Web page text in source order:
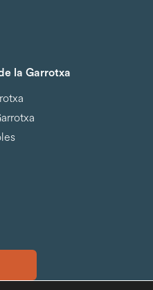
la Garrotxa